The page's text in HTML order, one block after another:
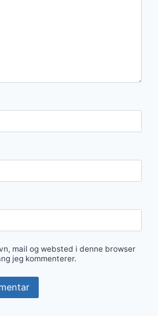
mail og websted i denne browser
jeg kommenterer.